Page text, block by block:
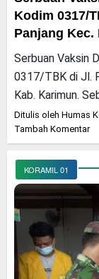
Kodim 0317/
Panjang Kec.
Serbuan Vaksin
0317/TBK di Jl.
Kab. Karimun.
Ditulis oleh Humas
Tambah Komentar
KORAMIL 01